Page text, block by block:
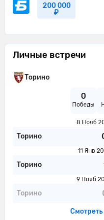
Франсишку
левого
24'
Торино
половине
24'
Ювентус
24'
Г О О О О Л -
забивает с
24'
Хефрен
Пьер Калулу
200 000
₽
Личные встречи
Торино
0
Победы
8 Нояб
Торино
11 Янв
Торино
9 Нояб
Торино
Смотреть